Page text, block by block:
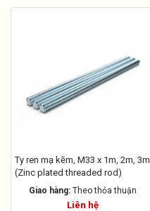
Ty ren mạ kẽm, M33 x 1m, 2m, 3m
(Zinc plated threaded rod)
Giao hàng: Theo thỏa thuận
Liên hệ